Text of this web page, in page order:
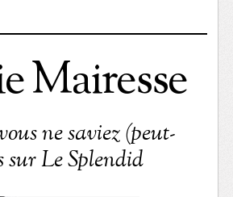
Mairesse
ne saviez (peut-
sur Le Splendid